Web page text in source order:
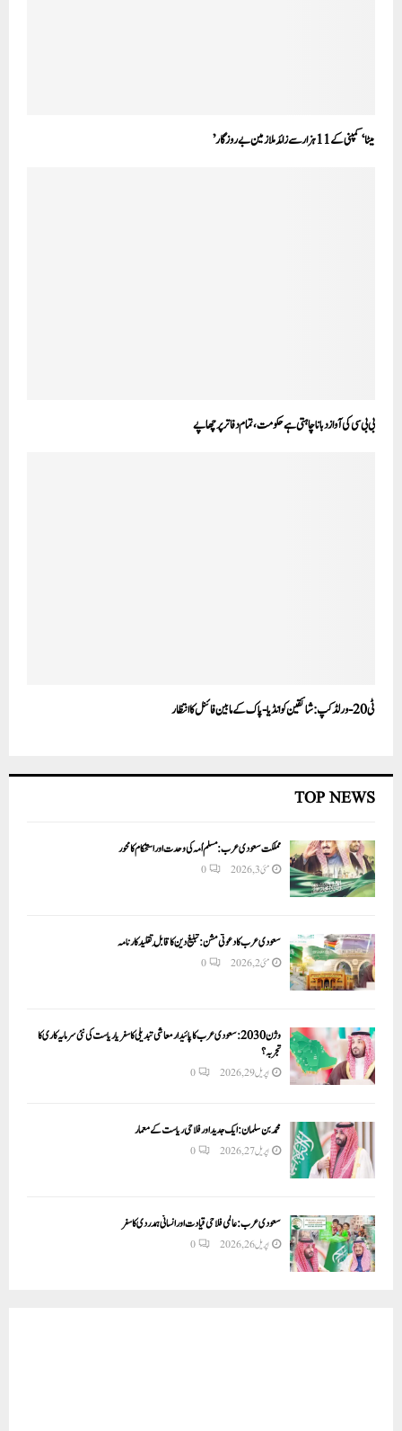
میٹا‘ کمپنی کے 11 ہزار سے زائد ملازمین بے روزگار’
بی بی سی کی آواز دبانا چاہتی ہے حکومت، تمام دفاتر پر چھاپے
ٹی 20-ورلڈ کپ: شائقین کو انڈیا-پاک کے مابین فائنل کا انتظار
TOP NEWS
مملکت سعودی عرب: مسلم اُمہ کی وحدت اور استحکام کا محور
مئی 3, 2026 0
سعودی عرب کا دعوتی مشن: تبلیغ دین کا قابلِ تقلید کارنامہ
مئی 2, 2026 0
وژن 2030:سعودی عرب کا پائیدار معاشی تبدیلی کا سفر یا ریاست کی نئی سرمایہ کاری کا
تجربہ؟
اپریل 29, 2026 0
محمد بن سلمان: ایک جدید اور فلاحی ریاست کے معمار
اپریل 27, 2026 0
سعودی عرب: عالمی فلاحی قیادت اور انسانی ہمدردی کا سفر
اپریل 26, 2026 0